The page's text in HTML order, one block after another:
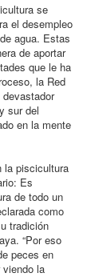
se
el desempleo
agua. Estas
de aportar
que le ha
la Red
sur del
en la mente
la piscicultura
Es
de todo un
como
tradición
“Por eso
peces en
la